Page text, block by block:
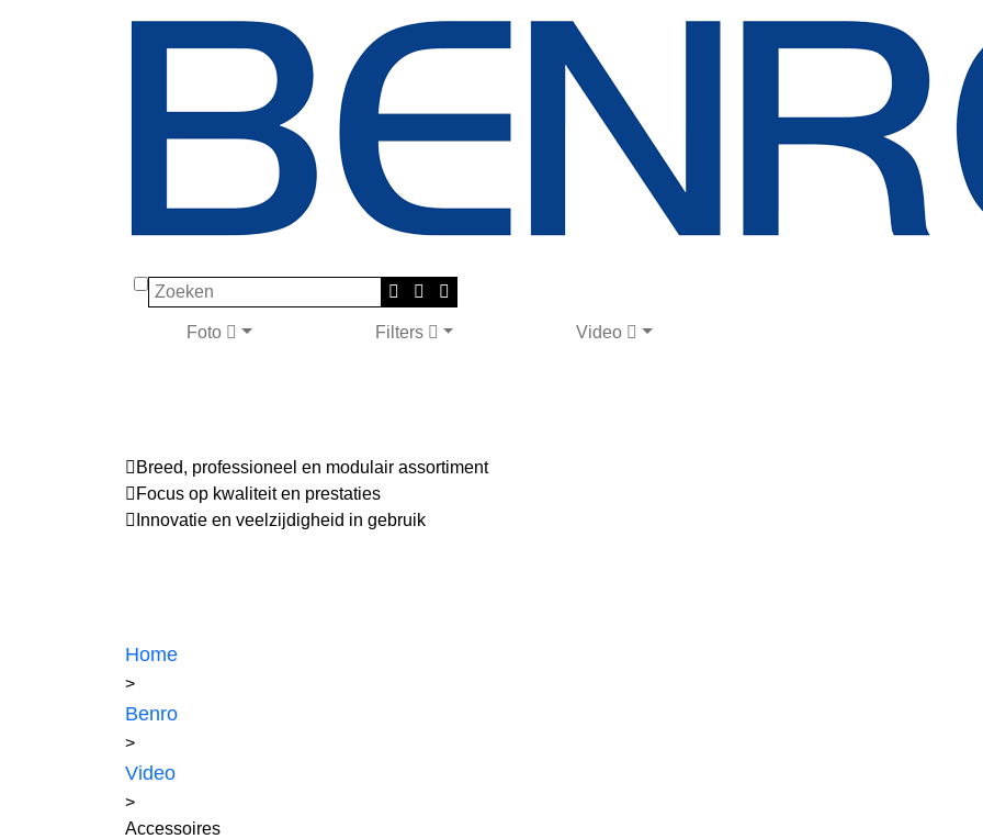
Zoeken
Foto Filters Video
Breed, professioneel en modulair assortiment
Focus op kwaliteit en prestaties
Innovatie en veelzijdigheid in gebruik
Home
>
Benro
>
Video
>
Accessoires